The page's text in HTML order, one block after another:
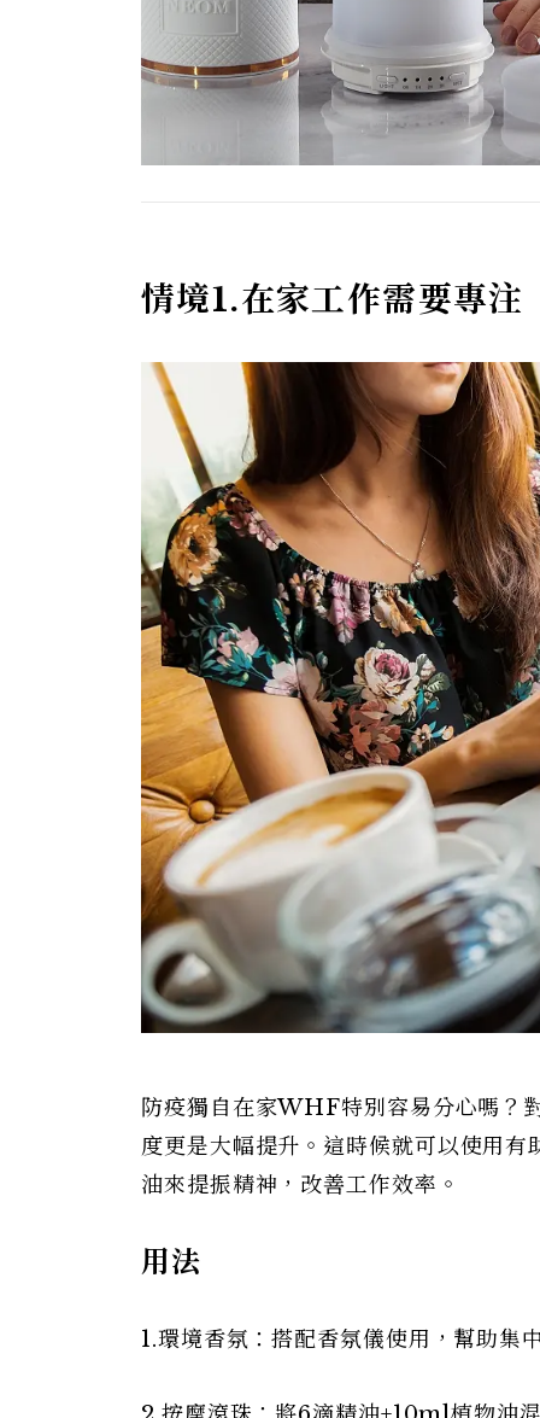
情境1.在家工作需要專注
防疫獨自在家WHF特別容易分心嗎？
度更是大幅提升。這時候就可以使用
油來提振精神，改善工作效率。
用法
1.環境香氛：搭配香氛儀使用，幫助集